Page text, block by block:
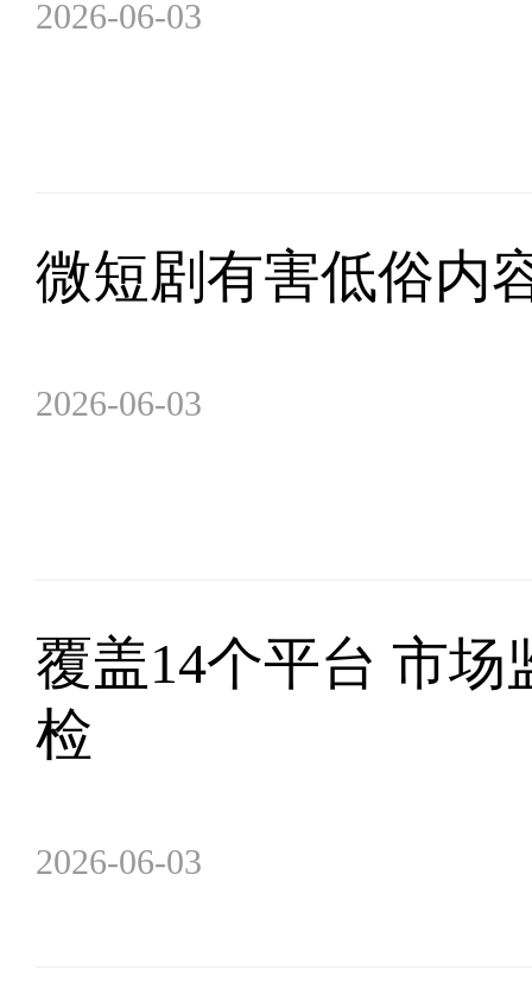
2026-06-03
微短剧有害低俗内
2026-06-03
覆盖14个平台 市
检
2026-06-03